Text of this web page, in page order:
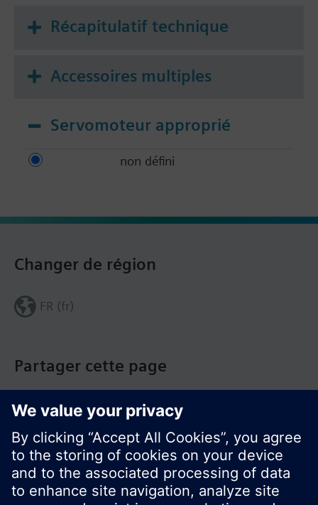
Récapitulatif technique
Accessoires multiples
Servomoteur approprié
non défini
Partager cette page
Changer de région
FR (fr)